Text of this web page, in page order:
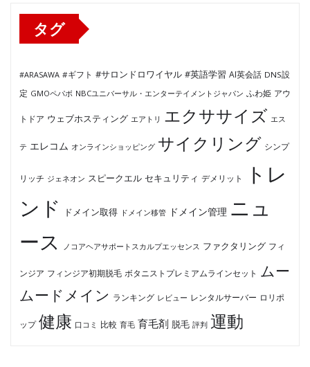
タグ
#ARASAWA #ギフト #サロンドロワイヤル #英語学習 AI英会話 DNS設
定 GMOペパボ NBCユニバーサル・エンターテイメントジャパン ふわ姫 アウ
トドア ウェブホスティング エアトリ エクササイズ エス
テ エレコム オンラインショッピング サイクリング シンプ
リッチ ジェネオン スピークエル セキュリティ デメリット
トレ
ンド
ドメイン取得 ドメイン移管 ドメイン管理 ニュ
ース
ノコアヘアサポートスカルプエッセンス ファクタリング フィ
ンジア フィンジア初期脱毛 ボタニストプレミアムラインセット ムー
ムードメイン ランキング レビュー レンタルサーバー ロリポ
ップ 健康 口コミ 比較 育毛 育毛剤 脱毛 評判 運動